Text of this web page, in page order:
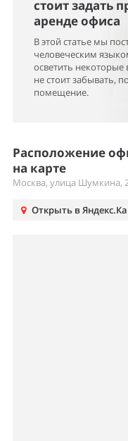
стоит задать
аренде офиса
В этой статье мы
человеческим
осветить
не стоит забывать,
помещение.
Расположение
на карте
Москва, улица Шумкина,
Открыть в